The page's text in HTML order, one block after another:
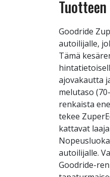
Goodride
autoilijalle,
Tämä
ajovakautta
melutaso
renkaista
tekee
kattavat
autoilijalle.
Goodride-